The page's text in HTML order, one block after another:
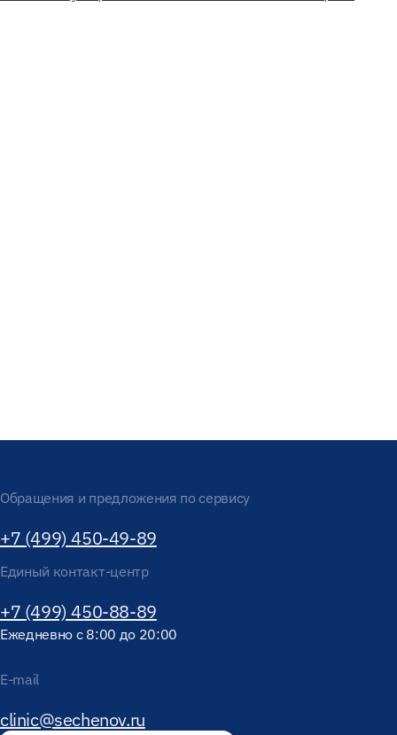
Обращения и предложения по сервису
+7 (499) 450-49-89
Единый контакт-центр
+7 (499) 450-88-89
Ежедневно с 8:00 до 20:00
E-mail
clinic@sechenov.ru